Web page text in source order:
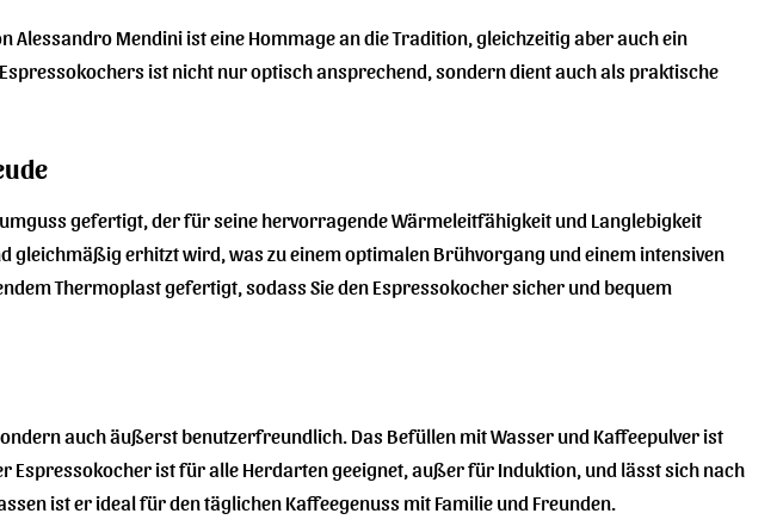
Mendini ist eine Hommage an die Tradition, gleichzeitig aber auch ein
ist nicht nur optisch ansprechend, sondern dient auch als praktische
gefertigt, der für seine hervorragende Wärmeleitfähigkeit und Langlebigkeit
gleichmäßig erhitzt wird, was zu einem optimalen Brühvorgang und einem intensiven
Thermoplast gefertigt, sodass Sie den Espressokocher sicher und bequem
auch äußerst benutzerfreundlich. Das Befüllen mit Wasser und Kaffeepulver ist
ist für alle Herdarten geeignet, außer für Induktion, und lässt sich nach
ist er ideal für den täglichen Kaffeegenuss mit Familie und Freunden.